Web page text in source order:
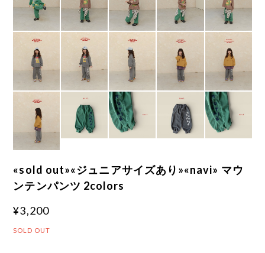
«sold out»«ジュニアサイズあり»«navi» マウ
ンテンパンツ 2colors
¥3,200
SOLD OUT